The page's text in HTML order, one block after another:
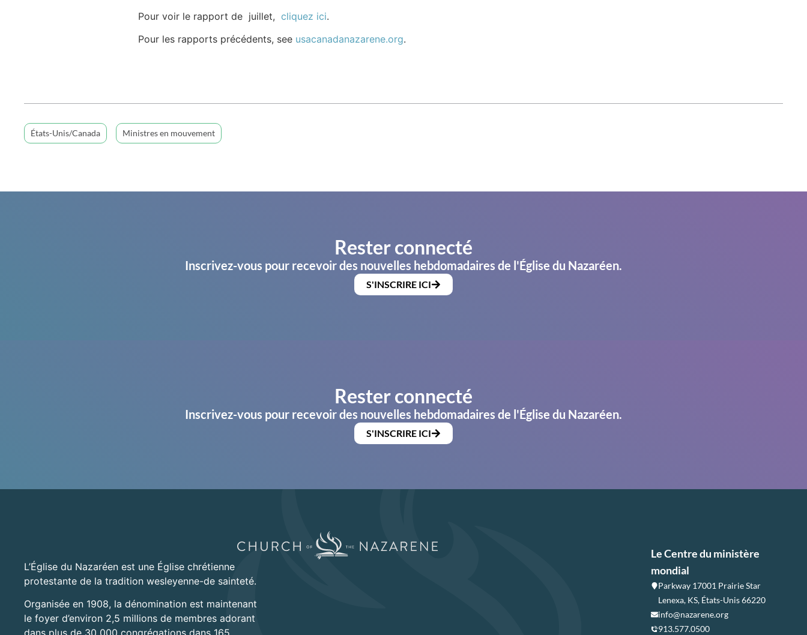
Pour voir le rapport de juillet, cliquez ici.
Pour les rapports précédents, see usacanadanazarene.org.
États-Unis/Canada Ministres en mouvement
Rester connecté
Inscrivez-vous pour recevoir des nouvelles hebdomadaires de l'Église du Nazaréen.
S'INSCRIRE ICI
Rester connecté
Inscrivez-vous pour recevoir des nouvelles hebdomadaires de l'Église du Nazaréen.
S'INSCRIRE ICI
L’Église du Nazaréen est une Église chrétienne
protestante de la tradition wesleyenne-de sainteté.
Organisée en 1908, la dénomination est maintenant
le foyer d’environ 2,5 millions de membres adorant
dans plus de 30 000 congrégations dans 165
Le Centre du ministère
mondial
Parkway 17001 Prairie Star
Lenexa, KS, États-Unis 66220
info@nazarene.org
913.577.0500